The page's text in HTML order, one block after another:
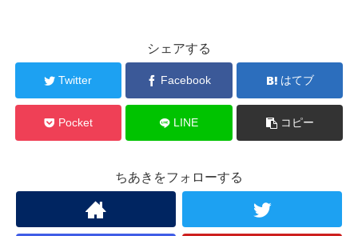
シェアする
Twitter Facebook はてブ
Pocket LINE コピー
ちあきをフォローする